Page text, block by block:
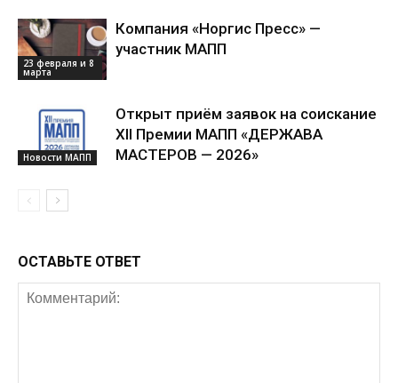
23 февраля и 8
марта
Компания «Норгис Пресс» —
участник МАПП
Новости МАПП
Открыт приём заявок на соискание
XII Премии МАПП «ДЕРЖАВА
МАСТЕРОВ — 2026»
ОСТАВЬТЕ ОТВЕТ